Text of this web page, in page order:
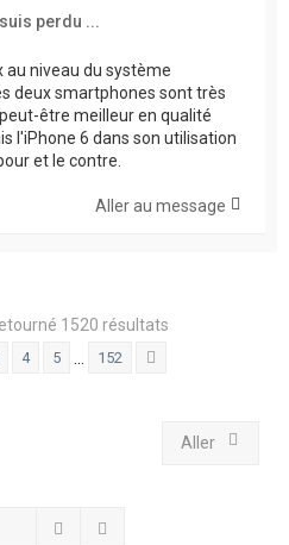
perdu ...
au niveau du système
deux smartphones sont très
être meilleur en qualité
l'iPhone 6 dans son utilisation
et le contre.
Aller au message
1520 résultats
4 5 152
Aller
Rechercher